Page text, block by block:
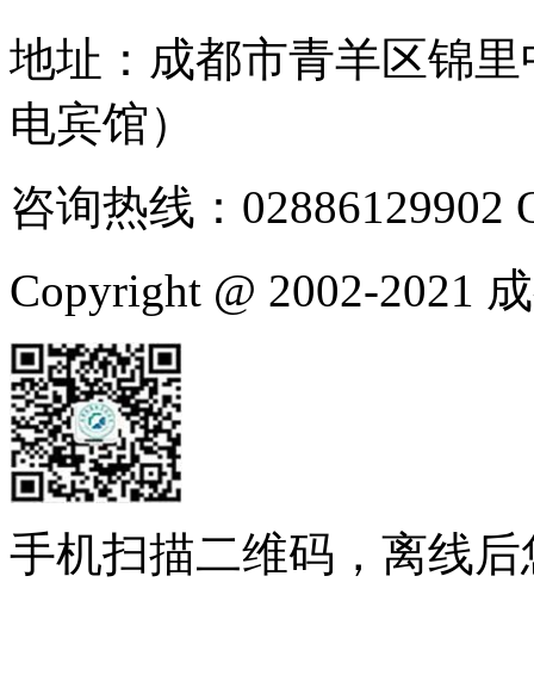
地址：成都市青羊区锦
电宾馆）
咨询热线：02886129902
Copyright @ 2002-2021
手机扫描二维码，离线